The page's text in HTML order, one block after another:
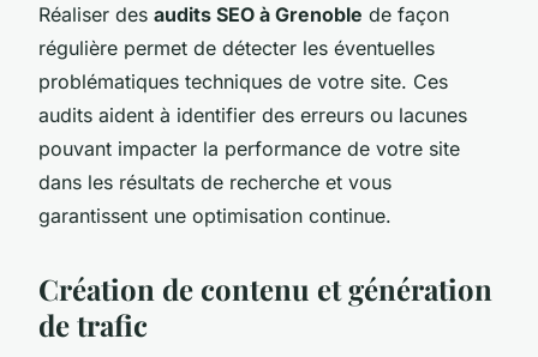
Réaliser des audits SEO à Grenoble de façon
régulière permet de détecter les éventuelles
problématiques techniques de votre site. Ces
audits aident à identifier des erreurs ou lacunes
pouvant impacter la performance de votre site
dans les résultats de recherche et vous
garantissent une optimisation continue.
Création de contenu et génération
de trafic